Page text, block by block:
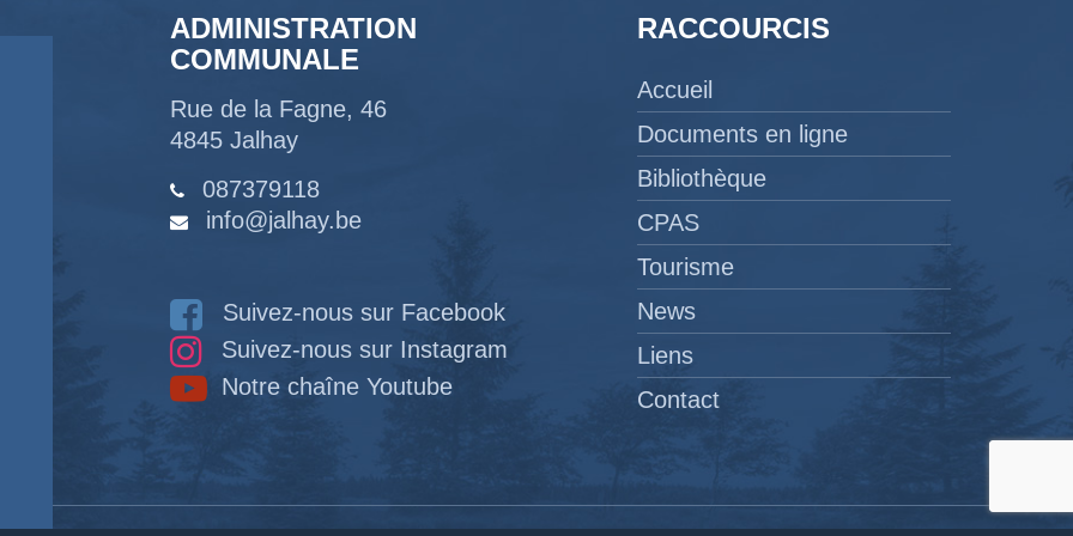
ADMINISTRATION
COMMUNALE
Rue de la Fagne, 46
4845 Jalhay
087379118
info@jalhay.be
Suivez-nous sur Facebook
Suivez-nous sur Instagram
Notre chaîne Youtube
RACCOURCIS
Accueil
Documents en ligne
Bibliothèque
CPAS
Tourisme
News
Liens
Contact